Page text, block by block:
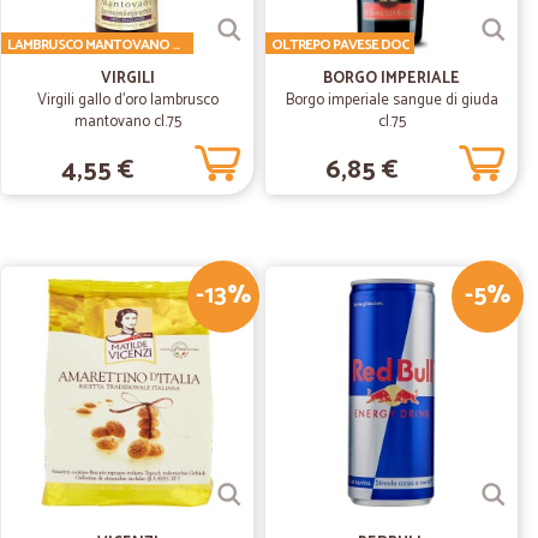
Consigliato!!!!
imballo
Sicuramente acquisterò ancora. Grazie.
VIRGILI
Virgili gallo d'oro lambrusco
mantovano cl.75
LAMBRUSCO MANTOVANO DOC
4,55 €
BORGO IMPERIALE
Borgo imperiale sangue di giuda
cl.75
OLTREPO PAVESE DOC
6,85 €
-13% -5%